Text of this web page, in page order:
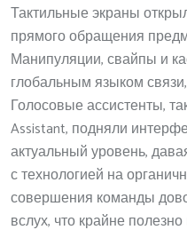
Тактильные экраны
прямого обращения
Манипуляции, свайпы и
глобальным языком
Голосовые ассистенты,
Assistant, подняли
актуальный уровень,
с технологией на
совершения команды
вслух, что крайне